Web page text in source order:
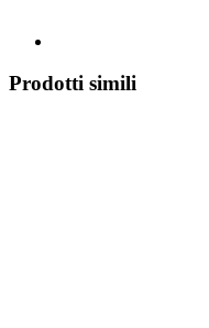
Prodotti simili